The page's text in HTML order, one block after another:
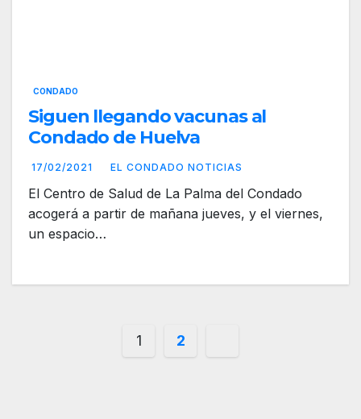
CONDADO
Siguen llegando vacunas al
Condado de Huelva
17/02/2021 EL CONDADO NOTICIAS
El Centro de Salud de La Palma del Condado
acogerá a partir de mañana jueves, y el viernes,
un espacio…
Paginación
1 2